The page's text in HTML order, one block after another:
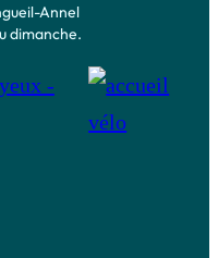
Annel
dimanche.